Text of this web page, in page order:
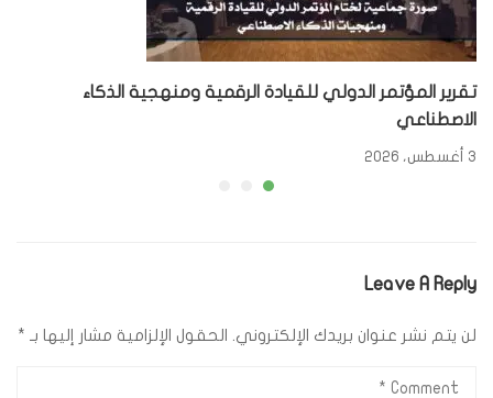
تقرير المؤتمر الدولي للقيادة الرقمية ومنهجية الذكاء
الاصطناعي
3 أغسطس، 2026
Leave A Reply
لن يتم نشر عنوان بريدك الإلكتروني. الحقول الإلزامية مشار إليها بـ *